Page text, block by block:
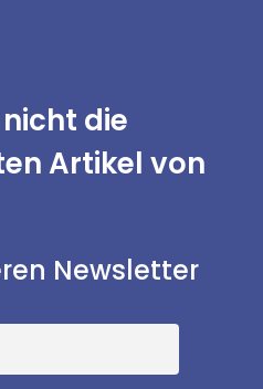
die
Artikel von
Newsletter